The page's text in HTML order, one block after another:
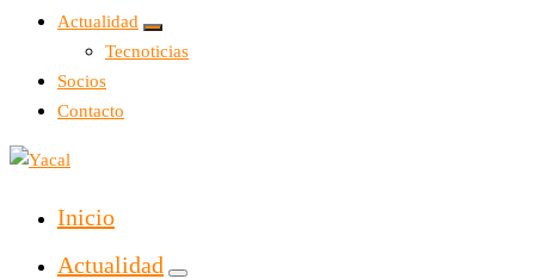
Actualidad
Tecnoticias
Socios
Contacto
Yacal micro hosting
Inicio
Actualidad